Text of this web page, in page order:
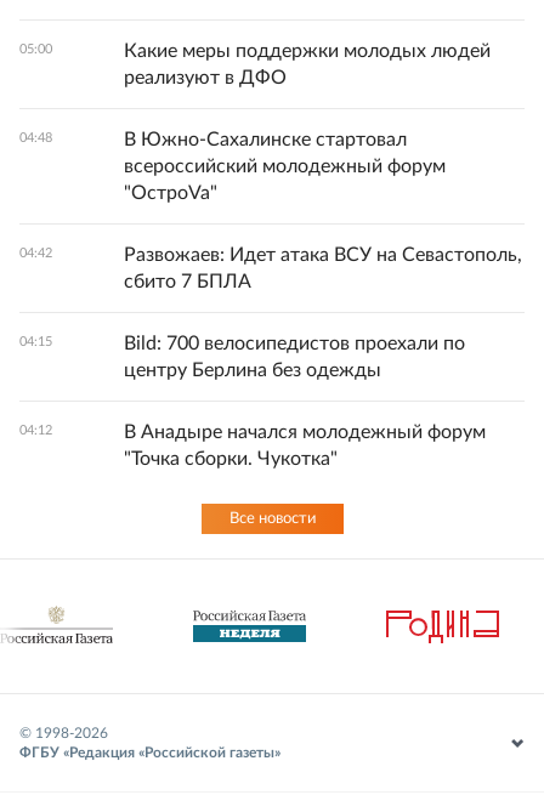
05:00
Какие меры поддержки молодых людей
реализуют в ДФО
04:48
В Южно-Сахалинске стартовал
всероссийский молодежный форум
"ОстроVa"
04:42
Развожаев: Идет атака ВСУ на Севастополь,
сбито 7 БПЛА
04:15
Bild: 700 велосипедистов проехали по
центру Берлина без одежды
04:12
В Анадыре начался молодежный форум
"Точка сборки. Чукотка"
Все новости
© 1998-2026
ФГБУ «Редакция «Российской газеты»